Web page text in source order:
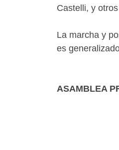
Castelli, y
La marcha y
es
ASAMBLEA